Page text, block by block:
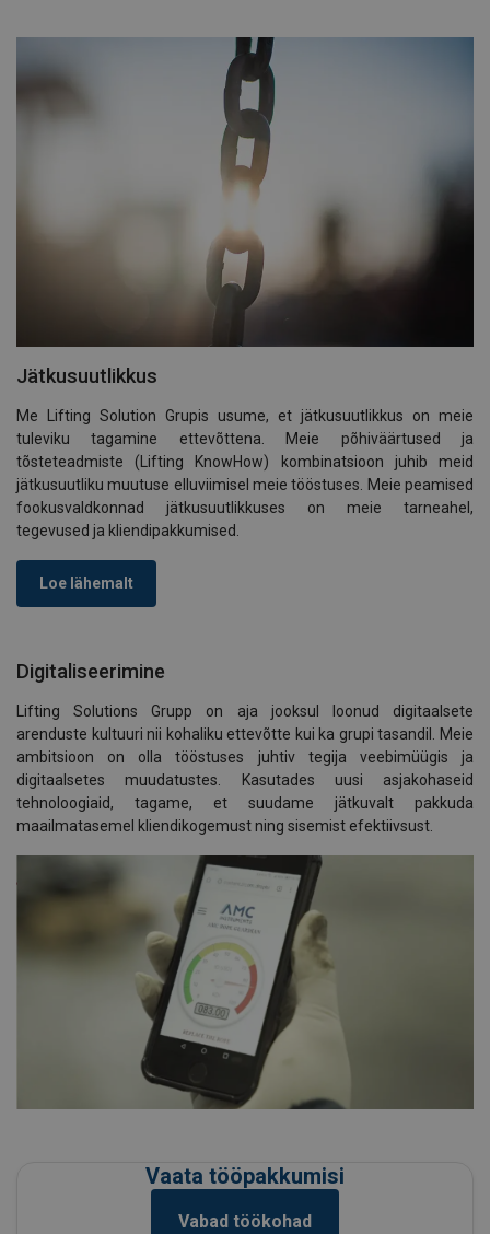
Jätkusuutlikkus
Me Lifting Solution Grupis usume, et jätkusuutlikkus on meie
tuleviku tagamine ettevõttena. Meie põhiväärtused ja
tõsteteadmiste (Lifting KnowHow) kombinatsioon juhib meid
jätkusuutliku muutuse elluviimisel meie tööstuses. Meie peamised
fookusvaldkonnad jätkusuutlikkuses on meie tarneahel,
tegevused ja kliendipakkumised.
Loe lähemalt
Digitaliseerimine
Lifting Solutions Grupp on aja jooksul loonud digitaalsete
arenduste kultuuri nii kohaliku ettevõtte kui ka grupi tasandil. Meie
ambitsioon on olla tööstuses juhtiv tegija veebimüügis ja
digitaalsetes muudatustes. Kasutades uusi asjakohaseid
tehnoloogiaid, tagame, et suudame jätkuvalt pakkuda
maailmatasemel kliendikogemust ning sisemist efektiivsust.
Vaata tööpakkumisi
Vabad töökohad